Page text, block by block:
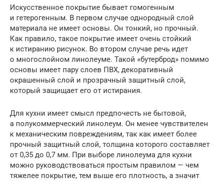
Искусственное покрытие бывает гомогенным
и гетерогенным. В первом случае однородный слой
материала не имеет основы. Он тонкий, но прочный.
Как правило, такое покрытие имеет очень стойкий
к истиранию рисунок. Во втором случае речь идет
о многослойном линолеуме. Такой «бутерброд» помимо
основы имеет пару слоев ПВХ, декоративный
окрашенный слой и прозрачный защитный слой,
который защищает его от истирания.
Для кухни имеет смысл предпочесть не бытовой,
а полукоммерческий линолеум. Он менее чувствителен
к механическим повреждениям, так как имеет более
прочный защитный слой, толщина которого составляет
от 0,35 до 0,7 мм. При выборе линолеума для кухни
можно руководствоваться простым правилом — чем
тяжелее покрытие, тем выше его плотность, а значит